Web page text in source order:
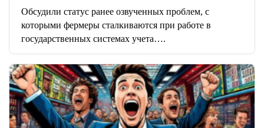
Обсудили статус ранее озвученных проблем, с
которыми фермеры сталкиваются при работе в
государственных системах учета….